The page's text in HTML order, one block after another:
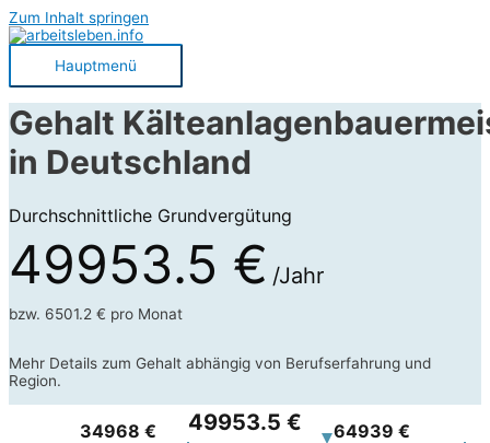
Zum Inhalt springen
Hauptmenü
Gehalt
in Deutschland
Durchschnittliche Grundvergütung
49953.5 € /Jahr
bzw. 6501.2 € pro Monat
Mehr Details zum Gehalt abhängig von Berufserfahrung und
Region.
34968 € 49953.5 € 64939 €